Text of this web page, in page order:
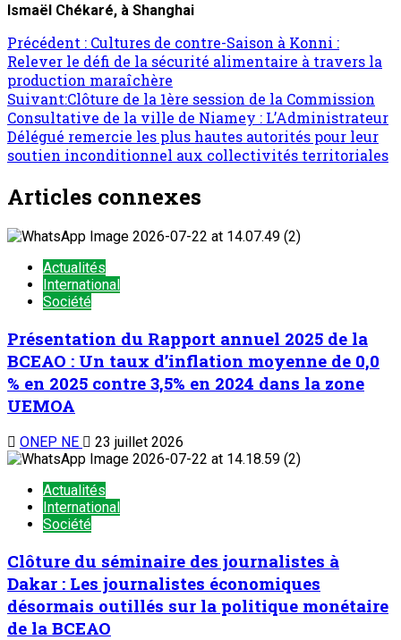
Ismaël Chékaré, à Shanghai
Précédent : Cultures de contre-Saison à Konni :
Relever le défi de la sécurité alimentaire à travers la
production maraîchère
Suivant:Clôture de la 1ère session de la Commission
Consultative de la ville de Niamey : L’Administrateur
Délégué remercie les plus hautes autorités pour leur
soutien inconditionnel aux collectivités territoriales
Articles connexes
Actualités
International
Société
Présentation du Rapport annuel 2025 de la
BCEAO : Un taux d’inflation moyenne de 0,0
% en 2025 contre 3,5% en 2024 dans la zone
UEMOA
ONEP NE 23 juillet 2026
Actualités
International
Société
Clôture du séminaire des journalistes à
Dakar : Les journalistes économiques
désormais outillés sur la politique monétaire
de la BCEAO